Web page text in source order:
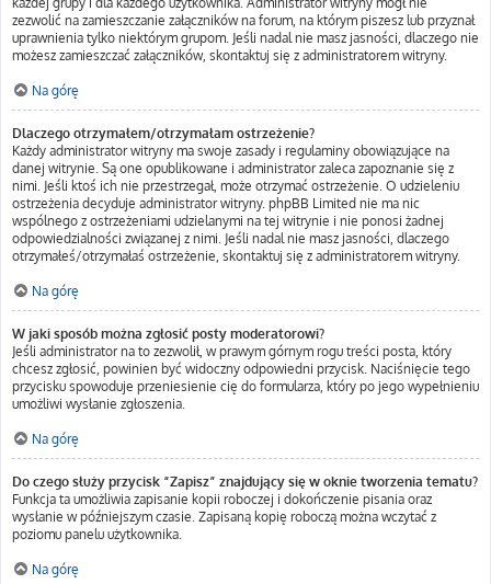
zezwolić na zamieszczanie załączników na forum, na którym piszesz lub przyznał
uprawnienia tylko niektórym grupom. Jeśli nadal nie masz jasności, dlaczego nie
możesz zamieszczać załączników, skontaktuj się z administratorem witryny.
Na górę
Dlaczego otrzymałem/otrzymałam ostrzeżenie?
Każdy administrator witryny ma swoje zasady i regulaminy obowiązujące na
danej witrynie. Są one opublikowane i administrator zaleca zapoznanie się z
nimi. Jeśli ktoś ich nie przestrzegał, może otrzymać ostrzeżenie. O udzieleniu
ostrzeżenia decyduje administrator witryny. phpBB Limited nie ma nic
wspólnego z ostrzeżeniami udzielanymi na tej witrynie i nie ponosi żadnej
odpowiedzialności związanej z nimi. Jeśli nadal nie masz jasności, dlaczego
otrzymałeś/otrzymałaś ostrzeżenie, skontaktuj się z administratorem witryny.
Na górę
W jaki sposób można zgłosić posty moderatorowi?
Jeśli administrator na to zezwolił, w prawym górnym rogu treści posta, który
chcesz zgłosić, powinien być widoczny odpowiedni przycisk. Naciśnięcie tego
przycisku spowoduje przeniesienie cię do formularza, który po jego wypełnieniu
umożliwi wysłanie zgłoszenia.
Na górę
Do czego służy przycisk “Zapisz” znajdujący się w oknie tworzenia tematu?
Funkcja ta umożliwia zapisanie kopii roboczej i dokończenie pisania oraz
wysłanie w późniejszym czasie. Zapisaną kopię roboczą można wczytać z
poziomu panelu użytkownika.
Na górę